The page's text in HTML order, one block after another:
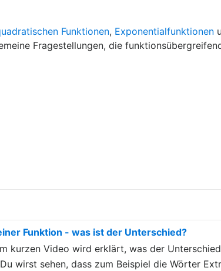
Funktionen, Exponentialfunktionen
Fragestellungen, die
Funktion - was ist der Unterschied?
kurzen Video wird erklärt, was der
wirst sehen, dass zum Beispiel die Wörter